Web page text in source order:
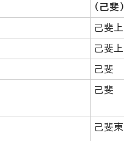
（己斐）
己斐上
己斐上
己斐
己斐
己斐東